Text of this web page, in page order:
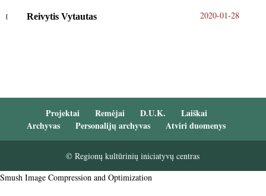
Reivytis Vytautas 2020-01-28
Projektai Remėjai D.U.K.
Laiškai
Archyvas
Personalijų archyvas Atviri duomenys
© Regionų kultūrinių iniciatyvų centras
Smush Image Compression and Optimization